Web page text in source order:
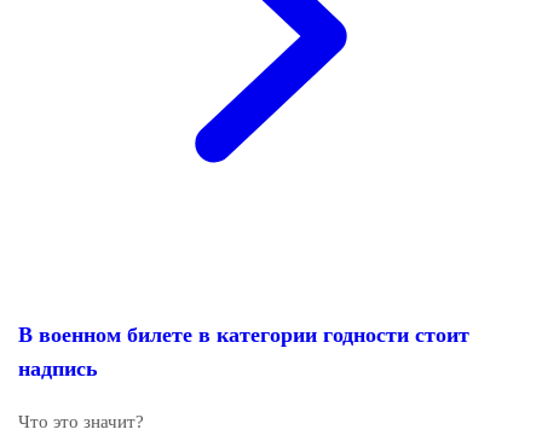
В военном билете в категории годности стоит
надпись
Что это значит?